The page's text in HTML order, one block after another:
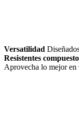
Versatilidad
Resistentes
Aprovecha lo mejor en